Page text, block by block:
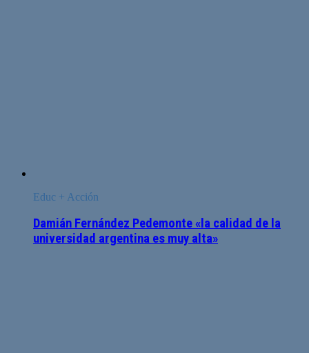
Educ + Acción
Damián Fernández Pedemonte «la calidad de la
universidad argentina es muy alta»